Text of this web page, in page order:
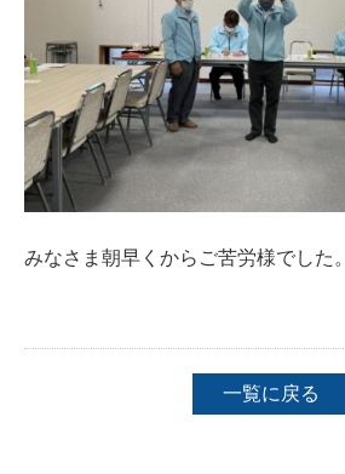
みなさま朝早くからご苦労様でした。
一覧に戻る